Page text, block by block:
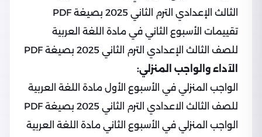
الثالث الإعدادي الترم الثاني 2025 بصيغة PDF
تقييمات الأسبوع الثاني في مادة اللغة العربية
للصف الثالث الإعدادي الترم الثاني 2025 بصيغة PDF
الآداء والواجب المنزلي:
الواجب المنزلي في الأسبوع الأول مادة اللغة العربية
للصف الثالث الاعدادي الترم الثاني 2025 بصيغة PDF
الواجب المنزلي في الأسبوع الثاني مادة اللغة العربية